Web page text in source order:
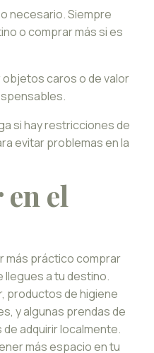
necesario. Siempre
o comprar más si es
objetos caros o de valor
si hay restricciones de
evitar problemas en la
el
más práctico comprar
llegues a tu destino.
productos de higiene
y algunas prendas de
adquirir localmente.
más espacio en tu